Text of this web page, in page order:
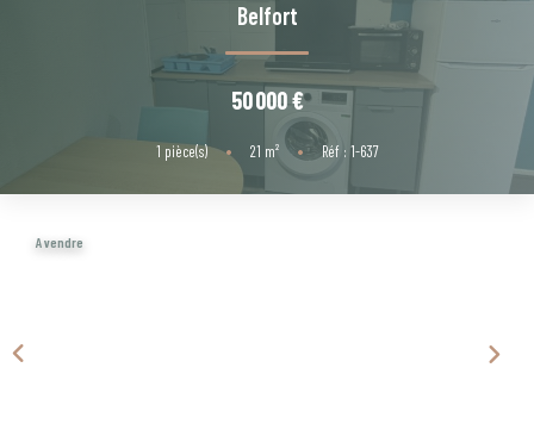
GÉRER
SYNDIC
Belfort
50 000 €
1 pièce(s) • 21 m² • Réf : 1-637
A vendre